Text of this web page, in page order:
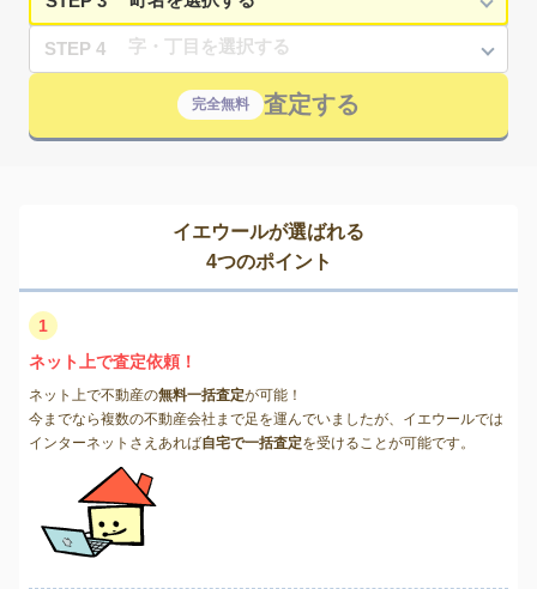
STEP 4
完全無料 査定する
イエウールが選ばれる
4つのポイント
1
ネット上で査定依頼！
ネット上で不動産の無料一括査定が可能！
今までなら複数の不動産会社まで足を運んでいましたが、イエウールでは
インターネットさえあれば自宅で一括査定を受けることが可能です。